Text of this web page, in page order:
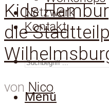
Netzwerk
Kontakt
Menü
Kids
die
von Nico